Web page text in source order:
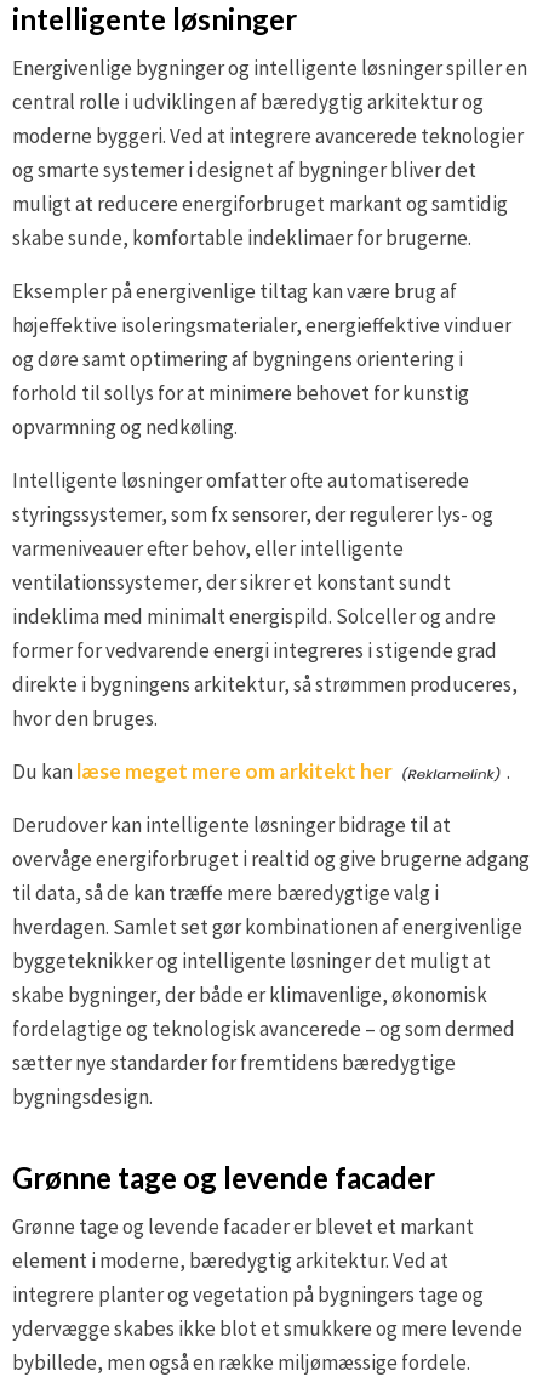
intelligente løsninger
Energivenlige bygninger og intelligente løsninger spiller en
central rolle i udviklingen af bæredygtig arkitektur og
moderne byggeri. Ved at integrere avancerede teknologier
og smarte systemer i designet af bygninger bliver det
muligt at reducere energiforbruget markant og samtidig
skabe sunde, komfortable indeklimaer for brugerne.
Eksempler på energivenlige tiltag kan være brug af
højeffektive isoleringsmaterialer, energieffektive vinduer
og døre samt optimering af bygningens orientering i
forhold til sollys for at minimere behovet for kunstig
opvarmning og nedkøling.
Intelligente løsninger omfatter ofte automatiserede
styringssystemer, som fx sensorer, der regulerer lys- og
varmeniveauer efter behov, eller intelligente
ventilationssystemer, der sikrer et konstant sundt
indeklima med minimalt energispild. Solceller og andre
former for vedvarende energi integreres i stigende grad
direkte i bygningens arkitektur, så strømmen produceres,
hvor den bruges.
Du kanlæse meget mere om arkitekt her
.
Derudover kan intelligente løsninger bidrage til at
overvåge energiforbruget i realtid og give brugerne adgang
til data, så de kan træffe mere bæredygtige valg i
hverdagen. Samlet set gør kombinationen af energivenlige
byggeteknikker og intelligente løsninger det muligt at
skabe bygninger, der både er klimavenlige, økonomisk
fordelagtige og teknologisk avancerede – og som dermed
sætter nye standarder for fremtidens bæredygtige
bygningsdesign.
Grønne tage og levende facader
Grønne tage og levende facader er blevet et markant
element i moderne, bæredygtig arkitektur. Ved at
integrere planter og vegetation på bygningers tage og
ydervægge skabes ikke blot et smukkere og mere levende
bybillede, men også en række miljømæssige fordele.